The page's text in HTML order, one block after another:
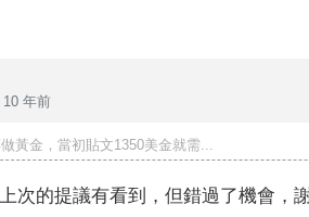
10 年前
做黃金，當初貼文1350美金就需...
次的提議有看到，但錯過了機會，